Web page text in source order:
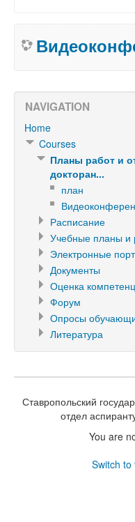
NAVIGATION
Home
Courses
Планы работ и
докторан...
план
Расписание
Учебные планы и
Электронные
Документы
Оценка
Форум
Опросы
Литература
Ставропольский
отдел
You are
Switch